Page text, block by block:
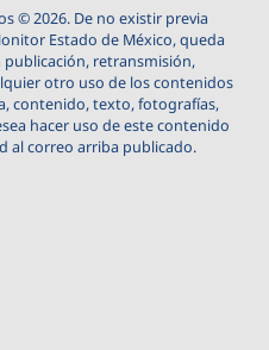
© 2026. De no existir previa
Estado de México, queda
retransmisión,
otro uso de los contenidos
contenido, texto, fotografías,
hacer uso de este contenido
al correo arriba publicado.